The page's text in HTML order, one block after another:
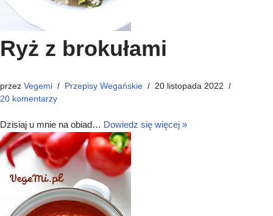
Ryż z brokułami
przez Vegemi Przepisy Wegańskie
20 listopada 2022
20 komentarzy
Dzisiaj u mnie na obiad… Dowiedz się więcej »